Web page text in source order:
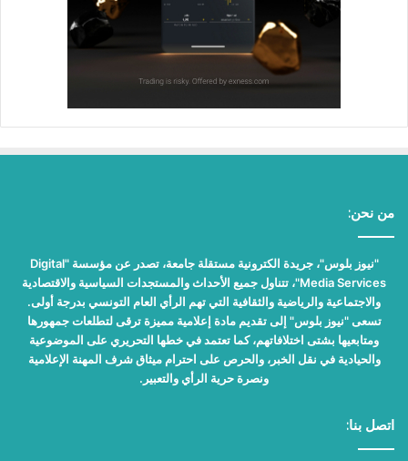
من نحن:
"نيوز بلوس"، جريدة الكترونية مستقلة جامعة، تصدر عن مؤسسة "Digital
Media Services"، تتناول جميع الأحداث والمستجدات السياسية والاقتصادية
والاجتماعية والرياضية والثقافية التي تهم الرأي العام التونسي بدرجة أولى.
تسعى "نيوز بلوس" إلى تقديم مادة إعلامية مميزة ترقى لتطلعات جمهورها
ومتابعيها بشتى اختلافاتهم، كما تعتمد في خطها التحريري على الموضوعية
والحيادية في نقل الخبر، والحرص على احترام ميثاق شرف المهنة الإعلامية
ونصرة حرية الرأي والتعبير.
اتصل بنا: